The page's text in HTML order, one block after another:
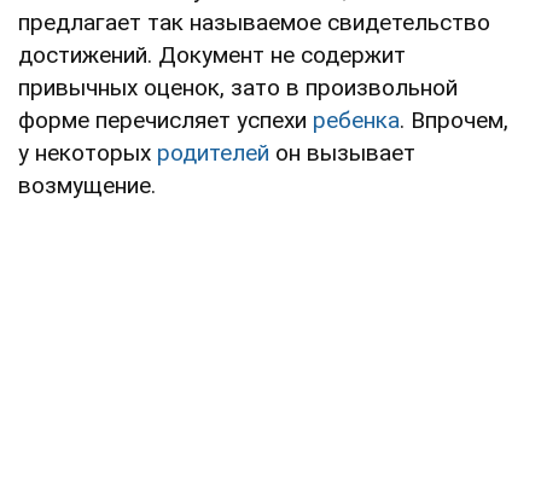
предлагает так называемое свидетельство
достижений. Документ не содержит
привычных оценок, зато в произвольной
форме перечисляет успехи ребенка. Впрочем,
у некоторых родителей он вызывает
возмущение.